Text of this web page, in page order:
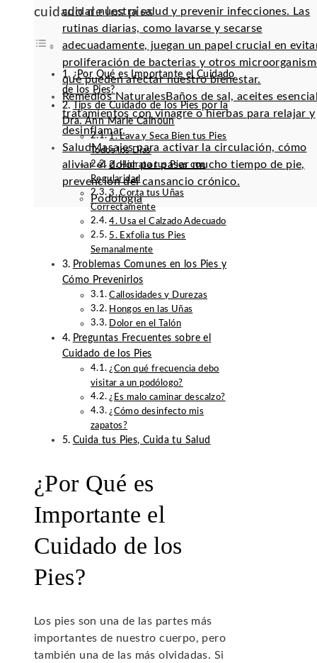
cuidar nuestra salud y prevenir infecciones. Las
rutinas diarias, como lavarse y secarse
adecuadamente, juegan un papel crucial en
proliferación de bacterias y otros
que pueden afectar nuestro bienestar.
Remedios NaturalesBaños de sal, aceites
tratamientos con vinagre o hierbas para relajar y
desinflamar.
SaludMasajes para activar la circulación, cómo
aliviar el dolor por pasar mucho tiempo de pie,
prevención del cansancio crónico.
Podología
cuidado de los pies
¿Por Qué es Importante el Cuidado
de los Pies?
Tips de Cuidado de los Pies por la
Dra. Ann Marie Calhoun
1. Lava y Seca Bien tus Pies
Todos los Días
2. Hidrata tus Pies con
Regularidad
3. Corta tus Uñas
Correctamente
4. Usa el Calzado Adecuado
5. Exfolia tus Pies
Semanalmente
Problemas Comunes en los Pies y
Cómo Prevenirlos
Callosidades y Durezas
Hongos en las Uñas
Dolor en el Talón
Preguntas Frecuentes sobre el
Cuidado de los Pies
¿Con qué frecuencia debo
visitar a un podólogo?
¿Es malo caminar descalzo?
¿Cómo desinfecto mis
zapatos?
Cuida tus Pies, Cuida tu Salud
¿Por Qué es
Importante el
Cuidado de los
Pies?
Los pies son una de las partes más
importantes de nuestro cuerpo, pero
también una de las más olvidadas. Si